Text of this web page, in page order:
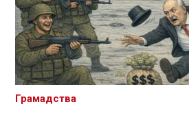
Грамадства